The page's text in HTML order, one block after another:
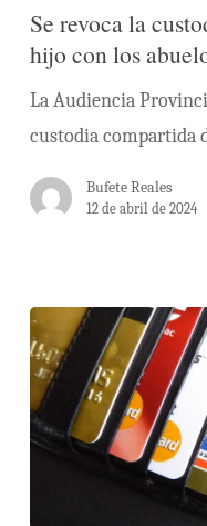
Se revoca la
hijo con los
La Audiencia
custodia compartida
Bufete Reales
12 de abril de 2024